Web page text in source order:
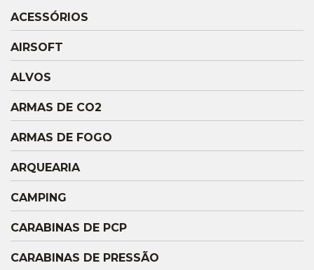
ACESSÓRIOS
AIRSOFT
ALVOS
ARMAS DE CO2
ARMAS DE FOGO
ARQUEARIA
CAMPING
CARABINAS DE PCP
CARABINAS DE PRESSÃO